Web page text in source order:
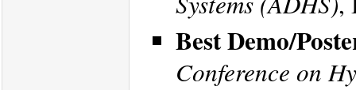
Best Demo/
Conference on